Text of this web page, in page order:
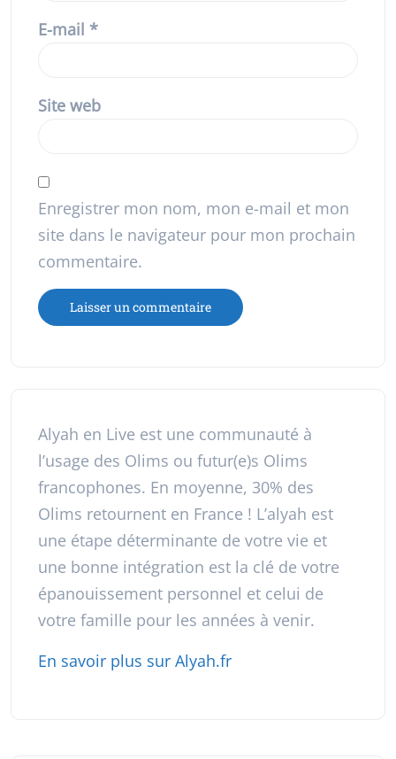
E-mail *
Site web
Enregistrer mon nom, mon e-mail et mon
site dans le navigateur pour mon prochain
commentaire.
Alyah en Live est une communauté à
l’usage des Olims ou futur(e)s Olims
francophones. En moyenne, 30% des
Olims retournent en France ! L’alyah est
une étape déterminante de votre vie et
une bonne intégration est la clé de votre
épanouissement personnel et celui de
votre famille pour les années à venir.
En savoir plus sur Alyah.fr